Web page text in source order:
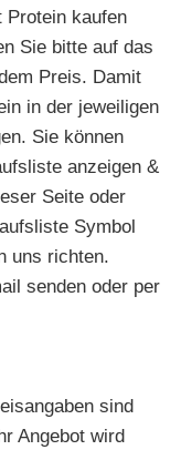
Protein kaufen
Sie bitte auf das
Preis. Damit
in der jeweiligen
Sie können
anzeigen &
Seite oder
Symbol
uns richten.
senden oder per
sind
Angebot wird